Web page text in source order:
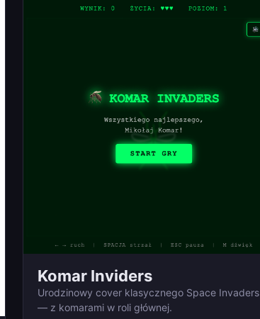
Komar Inviders
Urodzinowy cover klasycznego Space Invaders
— z komarami w roli głównej.